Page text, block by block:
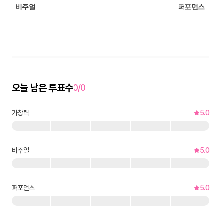
오늘 남은 투표수0/0
가창력 5.0
비주얼 5.0
퍼포먼스 5.0